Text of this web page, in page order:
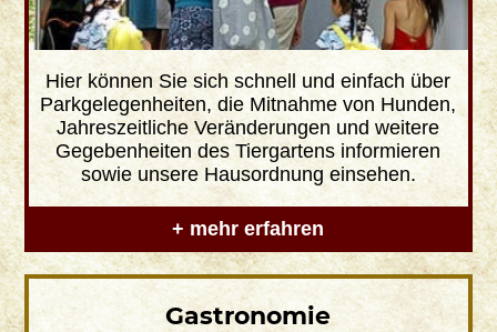
Hier können Sie sich schnell und einfach über
Parkgelegenheiten, die Mitnahme von Hunden,
Jahreszeitliche Veränderungen und weitere
Gegebenheiten des Tiergartens informieren
sowie unsere Hausordnung einsehen.
+ mehr erfahren
Gastronomie